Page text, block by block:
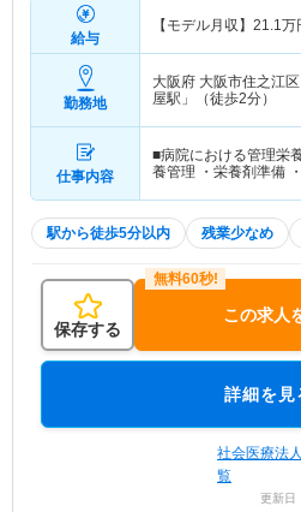
給与
【モデル月収】 21.1万
勤務地
大阪府 大阪市住之江区
屋駅」（徒歩2分）
仕事内容
■病院における管理栄
養管理 ・栄養剤準備
駅から徒歩5分以内 残業少なめ
保存する
この求人
詳細を見
社会医療法
覧
更新